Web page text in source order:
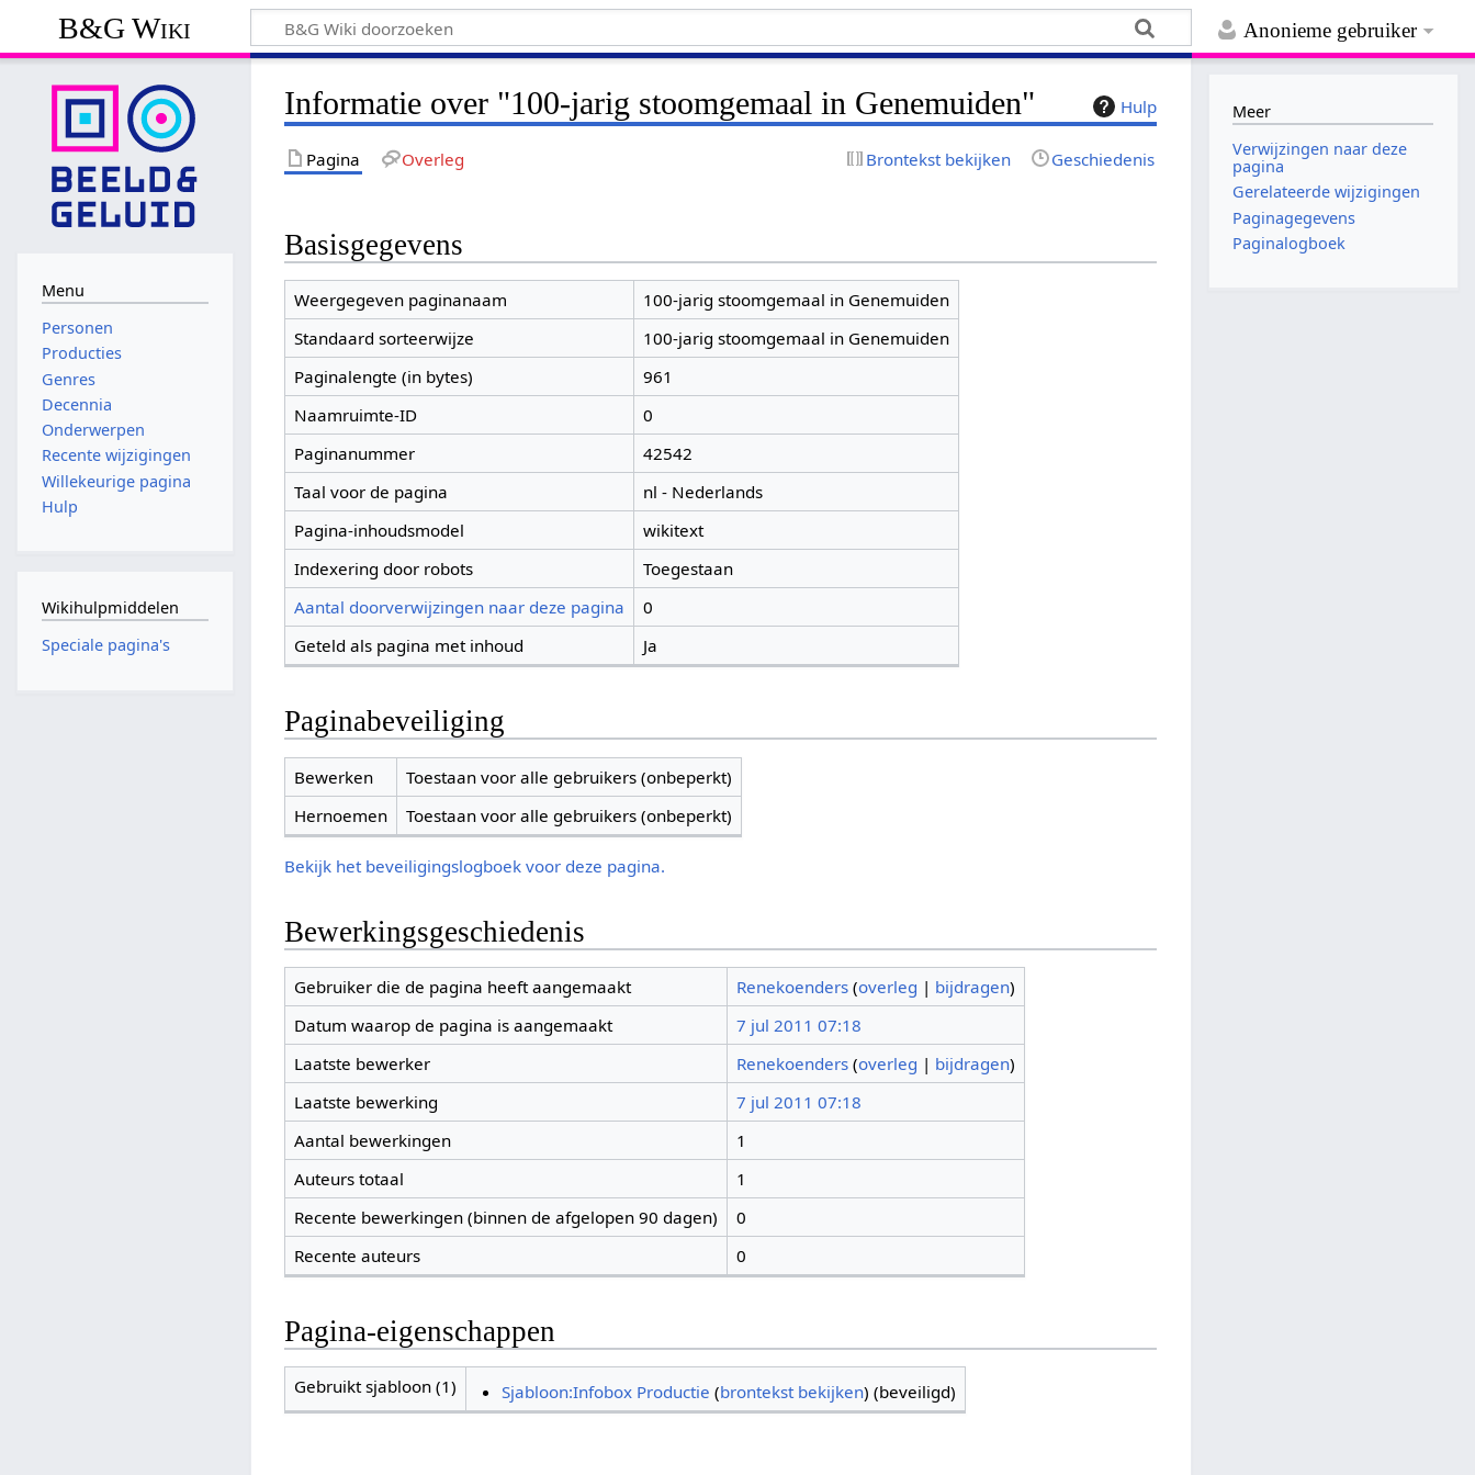
Anonieme gebruiker
B&G Wiki
Hulp
Informatie over "100-jarig stoomgemaal in Genemuiden"
Pagina Overleg Brontekst bekijken Geschiedenis
Basisgegevens
Weergegeven paginanaam
100-jarig stoomgemaal in Genemuiden
Standaard sorteerwijze
100-jarig stoomgemaal in Genemuiden
Paginalengte (in bytes)
961
Naamruimte-ID
0
Paginanummer
42542
Taal voor de pagina
nl - Nederlands
Pagina-inhoudsmodel
wikitext
Indexering door robots
Toegestaan
Aantal doorverwijzingen naar deze pagina
0
Geteld als pagina met inhoud
Ja
Paginabeveiliging
Bewerken
Toestaan voor alle gebruikers (onbeperkt)
Hernoemen
Toestaan voor alle gebruikers (onbeperkt)
Bekijk het beveiligingslogboek voor deze pagina.
Bewerkingsgeschiedenis
Gebruiker die de pagina heeft aangemaakt Renekoenders (overleg | bijdragen)
Datum waarop de pagina is aangemaakt
7 jul 2011 07:18
Laatste bewerker
Renekoenders (overleg | bijdragen)
Laatste bewerking
7 jul 2011 07:18
Aantal bewerkingen
1
Auteurs totaal
1
Recente bewerkingen (binnen de afgelopen 90 dagen)
0
Recente auteurs
0
Pagina-eigenschappen
Gebruikt sjabloon (1) Sjabloon:Infobox Productie (brontekst bekijken) (beveiligd)
Menu
Personen
Producties
Genres
Decennia
Onderwerpen
Recente wijzigingen
Willekeurige pagina
Hulp
Wikihulpmiddelen
Speciale pagina's
Meer
Verwijzingen naar deze
pagina
Gerelateerde wijzigingen
Paginagegevens
Paginalogboek